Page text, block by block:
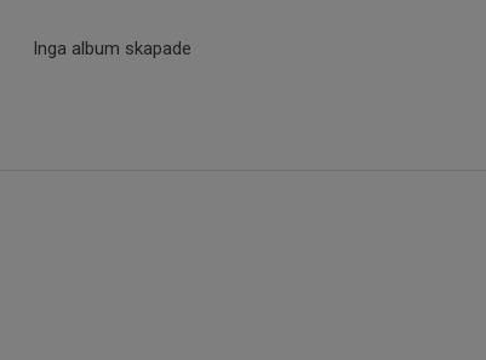
Inga album skapade